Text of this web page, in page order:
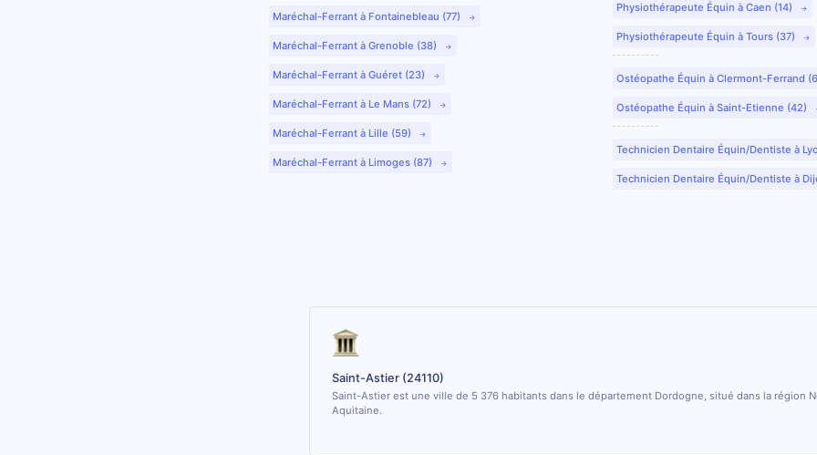
Maréchal-Ferrant à Fontainebleau (77)
Maréchal-Ferrant à Grenoble (38)
Maréchal-Ferrant à Guéret (23)
Maréchal-Ferrant à Le Mans (72)
Maréchal-Ferrant à Lille (59)
Maréchal-Ferrant à Limoges (87)
Physiothérapeute Équin à Caen (14)
Physiothérapeute Équin à Tours (37)
Ostéopathe Équin à Clermont-Ferrand
Ostéopathe Équin à Saint-Etienne (42)
Technicien Dentaire Équin/Dentiste à
Technicien Dentaire Équin/Dentiste à
Saint-Astier (24110)
Saint-Astier est une ville de 5 376 habitants dans le département Dordogne, situé dans la région
Aquitaine.